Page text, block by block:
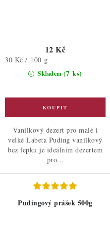
Skladem (7 ks)
12 Kč
Měrná
30 Kč / 100 g
Vanilkový dezert pro malé i
velké Labeta Puding vanilkový
bez lepku je ideálním dezertem
pro...
Pudingový prášek 500g